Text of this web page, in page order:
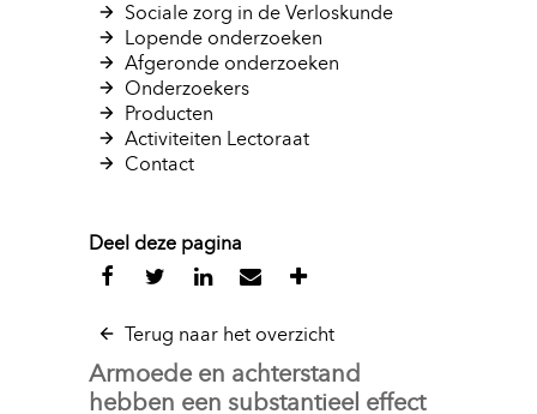
Sociale zorg in de Verloskunde
Lopende onderzoeken
Afgeronde onderzoeken
Onderzoekers
Producten
Activiteiten Lectoraat
Contact
Deel deze pagina
Terug naar het overzicht
Armoede en achterstand
hebben een substantieel effect